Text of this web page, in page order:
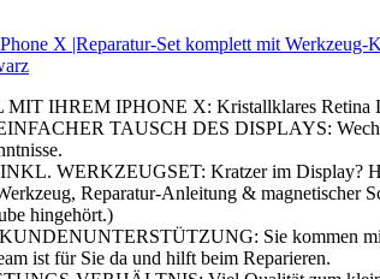
X |Reparatur-Set komplett mit
MIT IHREM IPHONE X: Kristallklares Retina
TAUSCH DES DISPLAYS:
WERKZEUGSET: Kratzer im Display?
Reparatur-Anleitung & magnetischer
hingehört.)
Sie kommen
ist für Sie da und hilft beim Reparieren.